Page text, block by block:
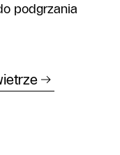
podgrzania